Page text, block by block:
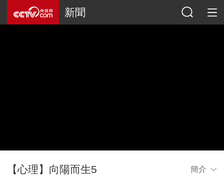
新聞
【心理】向陽而生5 簡介